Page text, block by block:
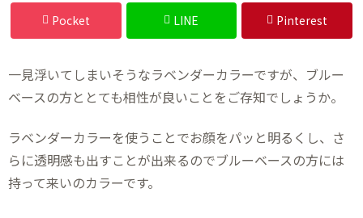
Pocket LINE Pinterest
一見浮いてしまいそうなラベンダーカラーですが、ブルー
ベースの方ととても相性が良いことをご存知でしょうか。
ラベンダーカラーを使うことでお顔をパッと明るくし、さ
らに透明感も出すことが出来るのでブルーベースの方には
持って来いのカラーです。